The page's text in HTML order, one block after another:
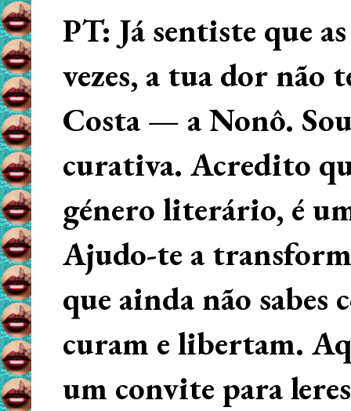
PT: Já sentiste que
vezes, a tua dor não
Costa — a Nonô.
curativa. Acredito
género literário, é
Ajudo-te a
que ainda não
curam e libertam.
um convite para